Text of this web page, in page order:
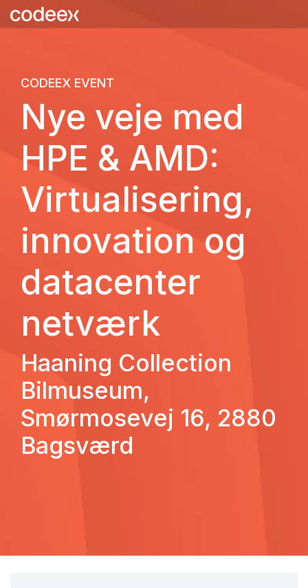
Skip
to
the
CODEEX EVENT
Nye veje med
HPE & AMD:
Virtualisering,
innovation og
datacenter
netværk
Haaning Collection
Bilmuseum,
Smørmosevej 16, 2880
Bagsværd